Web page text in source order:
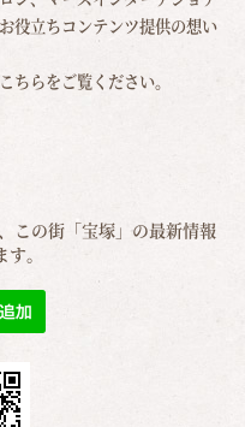
お役立ちコンテンツ提供の想い
ちらをご覧ください。
この街「宝塚」の最新情報
。